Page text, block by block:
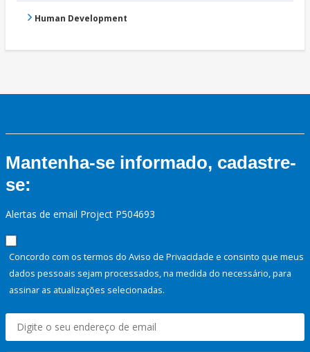
Human Development
Mantenha-se informado, cadastre-
se:
Alertas de email Project P504693
Concordo com os termos do Aviso de Privacidade e consinto que meus
dados pessoais sejam processados, na medida do necessário, para
assinar as atualizações selecionadas.